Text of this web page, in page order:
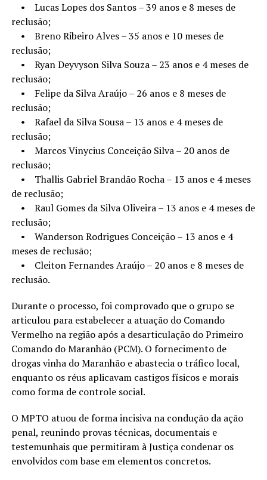
• Lucas Lopes dos Santos – 39 anos e 8 meses de
reclusão;
• Breno Ribeiro Alves – 35 anos e 10 meses de
reclusão;
• Ryan Deyvyson Silva Souza – 23 anos e 4 meses de
reclusão;
• Felipe da Silva Araújo – 26 anos e 8 meses de
reclusão;
• Rafael da Silva Sousa – 13 anos e 4 meses de
reclusão;
• Marcos Vinycius Conceição Silva – 20 anos de
reclusão;
• Thallis Gabriel Brandão Rocha – 13 anos e 4 meses
de reclusão;
• Raul Gomes da Silva Oliveira – 13 anos e 4 meses de
reclusão;
• Wanderson Rodrigues Conceição – 13 anos e 4
meses de reclusão;
• Cleiton Fernandes Araújo – 20 anos e 8 meses de
reclusão.
Durante o processo, foi comprovado que o grupo se
articulou para estabelecer a atuação do Comando
Vermelho na região após a desarticulação do Primeiro
Comando do Maranhão (PCM). O fornecimento de
drogas vinha do Maranhão e abastecia o tráfico local,
enquanto os réus aplicavam castigos físicos e morais
como forma de controle social.
O MPTO atuou de forma incisiva na condução da ação
penal, reunindo provas técnicas, documentais e
testemunhais que permitiram à Justiça condenar os
envolvidos com base em elementos concretos.